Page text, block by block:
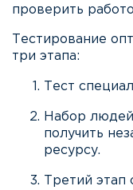
проверить
Тестирование
три этапа:
Тест
Набор
получить
ресурсу.
Третий этап